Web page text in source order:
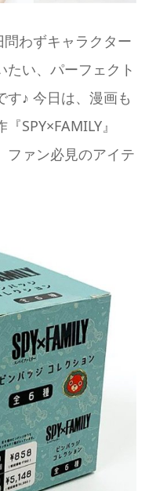
わずキャラクター
たい、パーフェクト
す♪ 今日は、漫画も
SPY×FAMILY』
ファン必見のアイテ